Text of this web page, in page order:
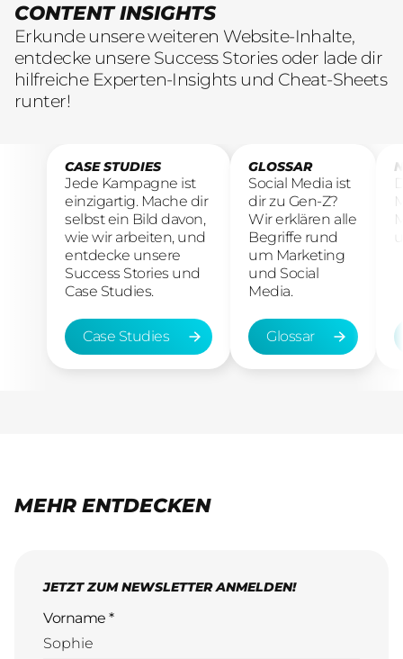
CONTENT INSIGHTS
Erkunde unsere weiteren Website-Inhalte,
entdecke unsere Success Stories oder lade dir
hilfreiche Experten-Insights und Cheat-Sheets
runter!
CASE STUDIES
Jede Kampagne ist
einzigartig. Mache dir
selbst ein Bild davon,
wie wir arbeiten, und
entdecke unsere
Success Stories und
Case Studies.
Case Studies
Case Studies
GLOSSAR
Social Media ist
dir zu Gen-Z?
Wir erklären alle
Begriffe rund
um Marketing
und Social
Media.
Glossar
Glossar
MEHR ENTDECKEN
JETZT ZUM NEWSLETTER ANMELDEN!
Vorname *